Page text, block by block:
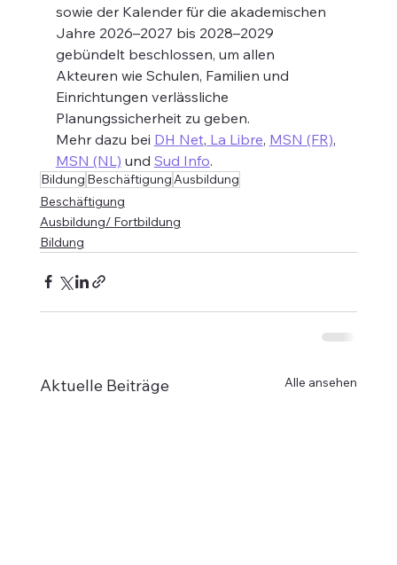
sowie der Kalender für die akademischen
Jahre 2026–2027 bis 2028–2029
gebündelt beschlossen, um allen
Akteuren wie Schulen, Familien und
Einrichtungen verlässliche
Planungssicherheit zu geben.
Mehr dazu bei DH Net, La Libre, MSN (FR),
MSN (NL) und Sud Info.
Bildung BeschäftigungAusbildung
Beschäftigung
Ausbildung/ Fortbildung
Bildung
Aktuelle Beiträge Alle ansehen